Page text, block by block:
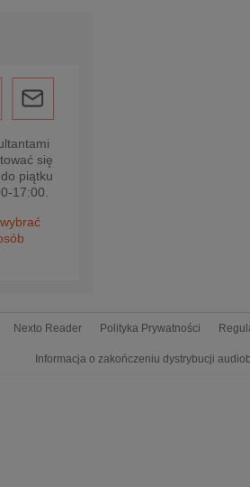
się
piątku
17:00.
Nexto Reader Polityka Prywatności
Informacja o zakończeniu dystrybucji